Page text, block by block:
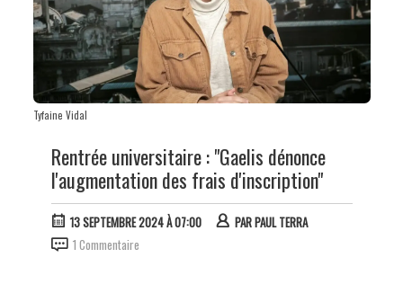
Tyfaine Vidal
Rentrée universitaire : "Gaelis dénonce
l'augmentation des frais d'inscription"
13 SEPTEMBRE 2024 À 07:00 PARPAUL TERRA
1 Commentaire